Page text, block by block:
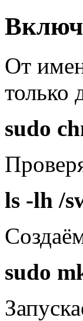
От
только
sudo
ls -lh /
sudo